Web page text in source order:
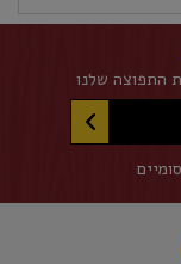
התפוצה שלנו